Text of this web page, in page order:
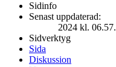
Sidinfo
Senast uppdaterad:
2024 kl. 06.57.
Sidverktyg
Sida
Diskussion